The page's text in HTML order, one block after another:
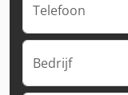
Telefoon
Bedrijf